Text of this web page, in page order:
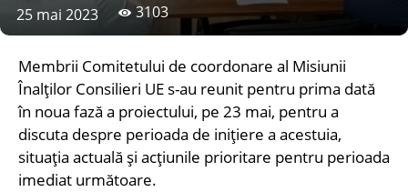
25 mai 2023 3103
Membrii Comitetului de coordonare al Misiunii
Înalților Consilieri UE s-au reunit pentru prima dată
în noua fază a proiectului, pe 23 mai, pentru a
discuta despre perioada de inițiere a acestuia,
situația actuală și acțiunile prioritare pentru perioada
imediat următoare.